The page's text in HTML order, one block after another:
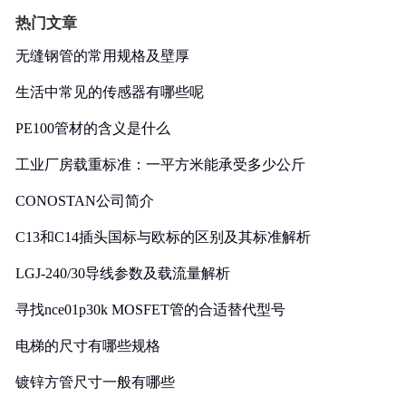
热门文章
无缝钢管的常用规格及壁厚
生活中常见的传感器有哪些呢
PE100管材的含义是什么
工业厂房载重标准：一平方米能承受多少公斤
CONOSTAN公司简介
C13和C14插头国标与欧标的区别及其标准解析
LGJ-240/30导线参数及载流量解析
寻找nce01p30k MOSFET管的合适替代型号
电梯的尺寸有哪些规格
镀锌方管尺寸一般有哪些